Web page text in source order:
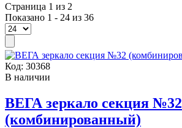
Страница 1 из 2
Показано 1 - 24 из 36
Код: 30368
В наличии
ВЕГА зеркало секция №32
(комбинированный)